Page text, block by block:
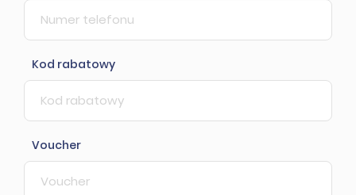
Kod rabatowy
Voucher